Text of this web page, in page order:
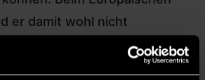
er damit wohl nicht
sagt unser Autor Christian